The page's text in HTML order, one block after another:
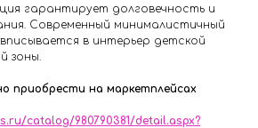
гарантирует долговечность и
Современный минималистичный
в интерьер детской
зоны.
приобрести на маркетплейсах
catalog/980790381/detail.aspx?